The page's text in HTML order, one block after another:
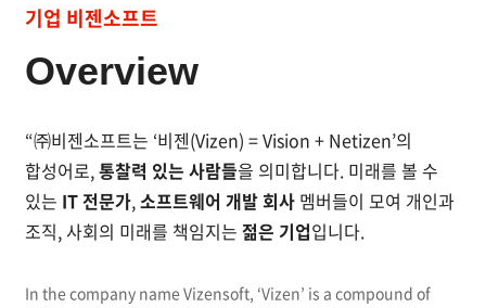
IT 전문가와 소프트웨어 개발 회사 구성원들이 모인 젊
기업 비젠소프트
Overview
“㈜비젠소프트는 ‘비젠(Vizen) = Vision + Netizen’의
합성어로, 통찰력 있는 사람들을 의미합니다. 미래를 볼 수
있는 IT 전문가, 소프트웨어 개발 회사멤버들이 모여 개인과
조직, 사회의 미래를 책임지는 젊은 기업입니다.
In the company name Vizensoft, ‘Vizen’ is a compound of